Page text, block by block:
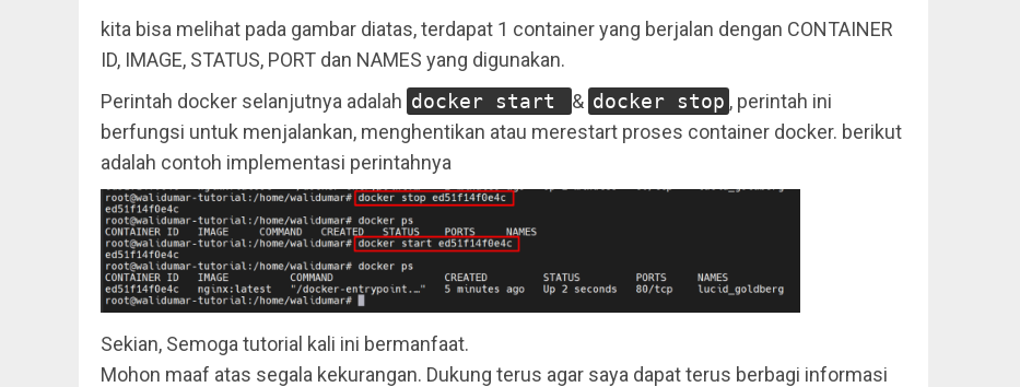
kita bisa melihat pada gambar diatas, terdapat 1 container yang berjalan dengan CONTAINER
ID, IMAGE, STATUS, PORT dan NAMES yang digunakan.
Perintah docker selanjutnya adalah docker start & docker stop , perintah ini
berfungsi untuk menjalankan, menghentikan atau merestart proses container docker. berikut
adalah contoh implementasi perintahnya
Sekian, Semoga tutorial kali ini bermanfaat.
Mohon maaf atas segala kekurangan. Dukung terus agar saya dapat terus berbagi informasi